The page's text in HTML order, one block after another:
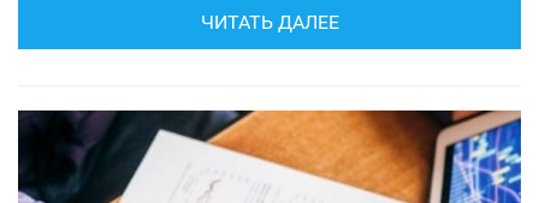
ЧИТАТЬ ДАЛЕЕ